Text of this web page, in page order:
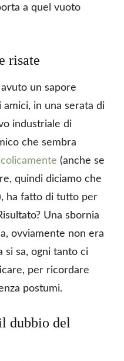
a quel vuoto
risate
un sapore
amici, in una serata di
industriale di
che sembra
(anche se
quindi diciamo che
ha fatto di tutto per
Una sbornia
ovviamente non era
si sa, ogni tanto ci
per ricordare
postumi.
dubbio del